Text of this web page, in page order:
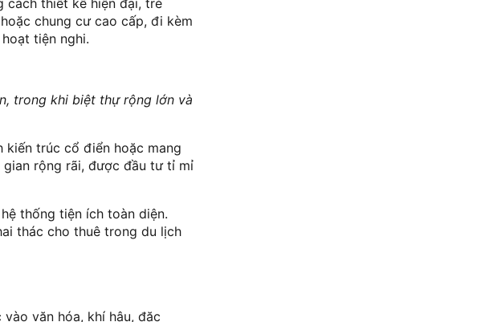
chung cư cao cấp, đi kèm
tiện nghi.
trong khi biệt thự rộng lớn và
trúc cổ điển hoặc mang
rộng rãi, được đầu tư tỉ mỉ
thống tiện ích toàn diện.
thác cho thuê trong du lịch
văn hóa, khí hậu, đặc